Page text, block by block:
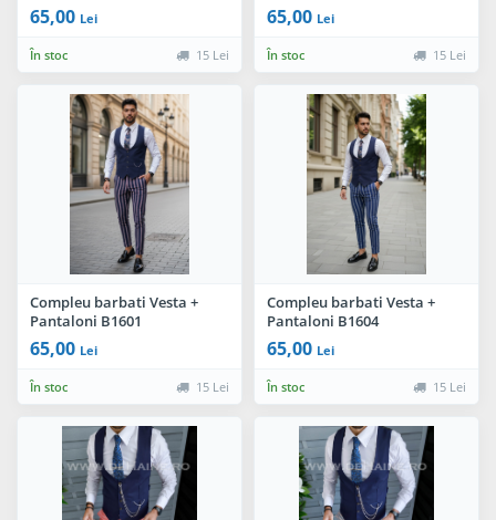
65,00 Lei
În stoc 15 Lei
65,00 Lei
În stoc 15 Lei
Compleu barbati Vesta +
Pantaloni B1601
65,00 Lei
În stoc 15 Lei
Compleu barbati Vesta +
Pantaloni B1604
65,00 Lei
În stoc 15 Lei